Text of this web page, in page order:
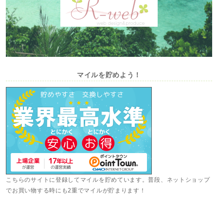
マイルを貯めよう！
こちらのサイトに登録してマイルを貯めています。普段、ネットショップ
でお買い物する時にも2重でマイルが貯まります！